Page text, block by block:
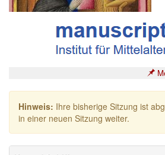
Hinweis: Ihre bisherige Sitzung ist
in einer neuen Sitzung weiter.